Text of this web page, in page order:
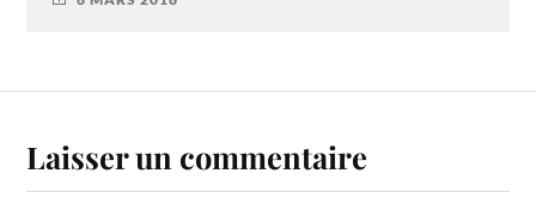
Laisser un commentaire